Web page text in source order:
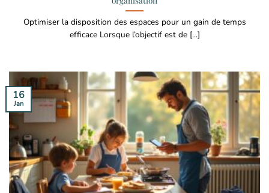
Optimiser la disposition des espaces pour un gain de temps
efficace Lorsque l’objectif est de [...]
16
Jan